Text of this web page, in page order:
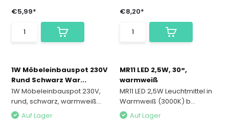
€5,99*
1W Möbeleinbauspot 230V
Rund Schwarz War...
1W Möbeleinbauspot 230V,
rund, schwarz, warmweiß...
Auf Lager
€8,20*
MR11 LED 2,5W, 30°,
warmweiß
MR11 LED 2,5W Leuchtmittel in
Warmweiß (3000K) b...
Auf Lager